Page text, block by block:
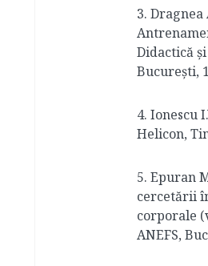
3. Dragnea
Didactică
Bucureşti,
4. Ionescu
Helicon,
5. Epuran
cercetării
corporale
ANEFS,